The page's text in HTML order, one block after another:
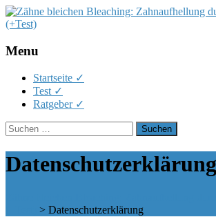
Menu
Skip
content
Startseite ✓
Test ✓
Ratgeber ✓
Suchen
nach:
Datenschutzerklärung
> Datenschutzerklärung